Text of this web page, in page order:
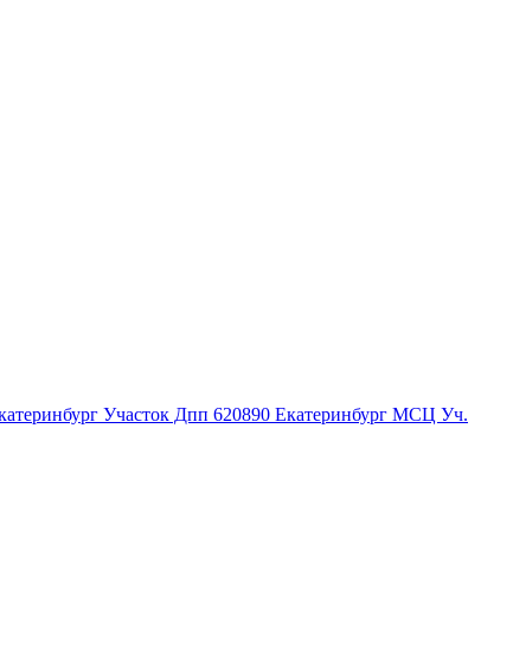
Участок Дпп 620890 Екатеринбург МСЦ Уч.